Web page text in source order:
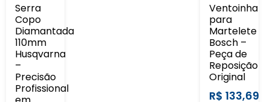
Serra
Copo
Diamantada
110mm
Husqvarna
–
Precisão
Profissional
Ventoinha
para
Martelete
Bosch –
Peça de
Reposição
Original
R$ 133,69